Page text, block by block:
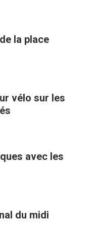
la place
vélo sur les
avec les
du midi